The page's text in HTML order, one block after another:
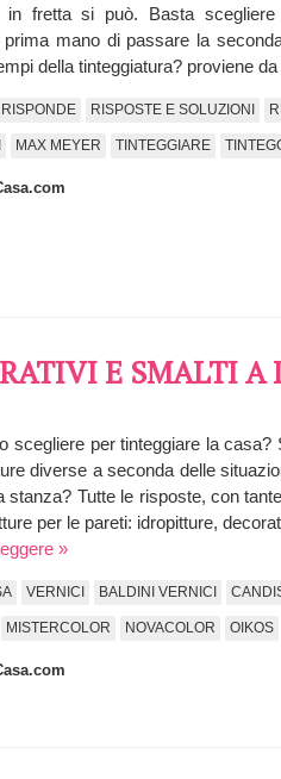
in fretta si può. Basta
mano di passare la
della tinteggiatura? proviene
RISPOSTE E SOLUZIONI
MAX MEYER TINTEGGIARE
E SMALTI A
scegliere per tinteggiare la
diverse a seconda delle
stanza? Tutte le risposte, con
per le pareti: idropitture,
»
VERNICI BALDINI VERNICI
MISTERCOLOR NOVACOLOR OIKOS